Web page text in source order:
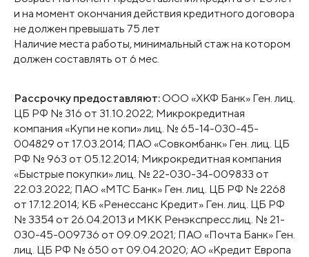
и на момент окончания действия кредитного договора
не должен превышать 75 лет
Наличие места работы, минимальный стаж на котором
должен составлять от 6 мес.
Рассрочку предоставляют:ООО «ХКФ Банк» Ген. лиц.
ЦБ РФ № 316 от 31.10.2022; Микрокредитная
компания «Купи не копи» лиц. № 65-14-030-45-
004829 от 17.03.2014; ПАО «Совкомбанк» Ген. лиц. ЦБ
РФ № 963 от 05.12.2014; Микрокредитная компания
«Быстрые покупки» лиц. № 22-030-34-009833 от
22.03.2022; ПАО «МТС Банк» Ген. лиц. ЦБ РФ № 2268
от 17.12.2014; КБ «Ренессанс Кредит» Ген. лиц. ЦБ РФ
№ 3354 от 26.04.2013 и МКК Ренэкспресс лиц. № 21-
030-45-009736 от 09.09.2021; ПАО «Почта Банк» Ген.
лиц. ЦБ РФ № 650 от 09.04.2020; АО «Кредит Европа